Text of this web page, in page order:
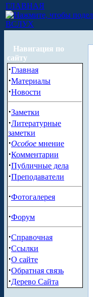
ГЛАВНАЯ
ВСЛУХ
Навигация по
сайту
·Главная
·Материалы
·Новости
·Заметки
·Литературные
заметки
·Особое мнение
·Комментарии
·Публичные дела
·Преподаватели
·Фотогалерея
·Форум
·Справочная
·Ссылки
·О сайте
·Обратная связь
·Дерево Сайта